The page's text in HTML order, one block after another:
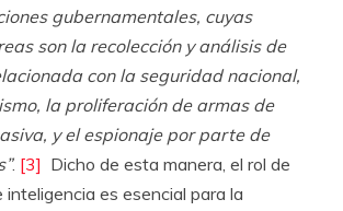
gubernamentales, cuyas
son la recolección y análisis de
con la seguridad nacional,
la proliferación de armas de
y el espionaje por parte de
. [3] Dicho de esta manera, el rol de
inteligencia es esencial para la